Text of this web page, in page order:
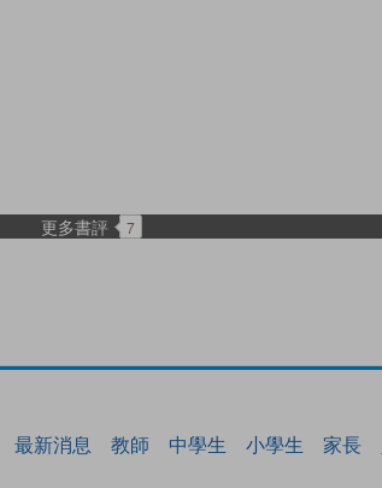
更多書評 7
最新消息 教師 中學生 小學生 家長